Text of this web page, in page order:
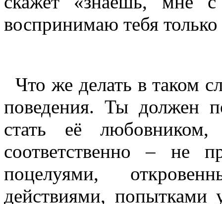
воспринимаю тебя
Что же делать в таком
поведения. Ты должен
стать её
соответственно – не
поцелуями,
действиями, попытками